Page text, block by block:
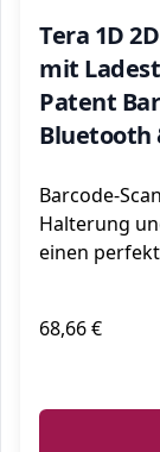
Tera 1D
mit
Patent
Bluetooth
Scans,
Barcode-
Halterung
einen
68,66 €